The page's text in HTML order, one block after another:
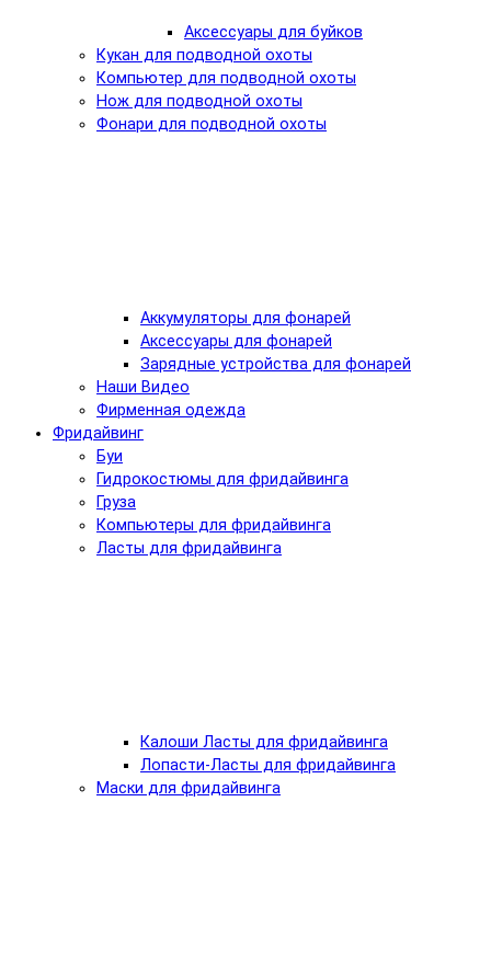
Аксессуары для буйков
Кукан для подводной охоты
Компьютер для подводной охоты
Нож для подводной охоты
Фонари для подводной охоты
Аккумуляторы для фонарей
Аксессуары для фонарей
Зарядные устройства для фонарей
Наши Видео
Фирменная одежда
Фридайвинг
Буи
Гидрокостюмы для фридайвинга
Груза
Компьютеры для фридайвинга
Ласты для фридайвинга
Калоши Ласты для фридайвинга
Лопасти-Ласты для фридайвинга
Маски для фридайвинга